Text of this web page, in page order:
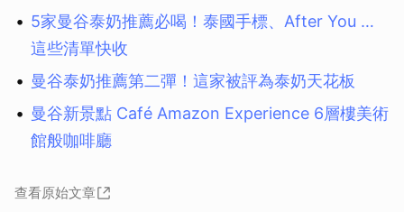
5家曼谷泰奶推薦必喝！泰國手標、After You …
這些清單快收
曼谷泰奶推薦第二彈！這家被評為泰奶天花板
曼谷新景點 Café Amazon Experience 6層樓美術
館般咖啡廳
查看原始文章